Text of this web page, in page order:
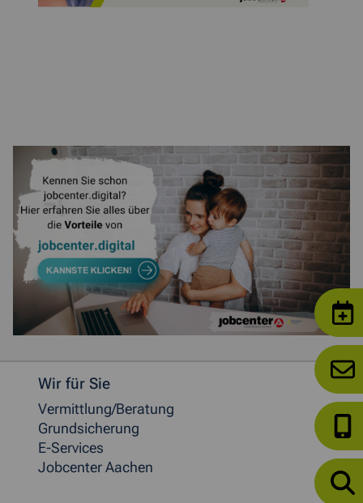
Weitere allgemeine Informationen
Wir für Sie
Vermittlung/Beratung
Grundsicherung
E-Services
Jobcenter Aachen